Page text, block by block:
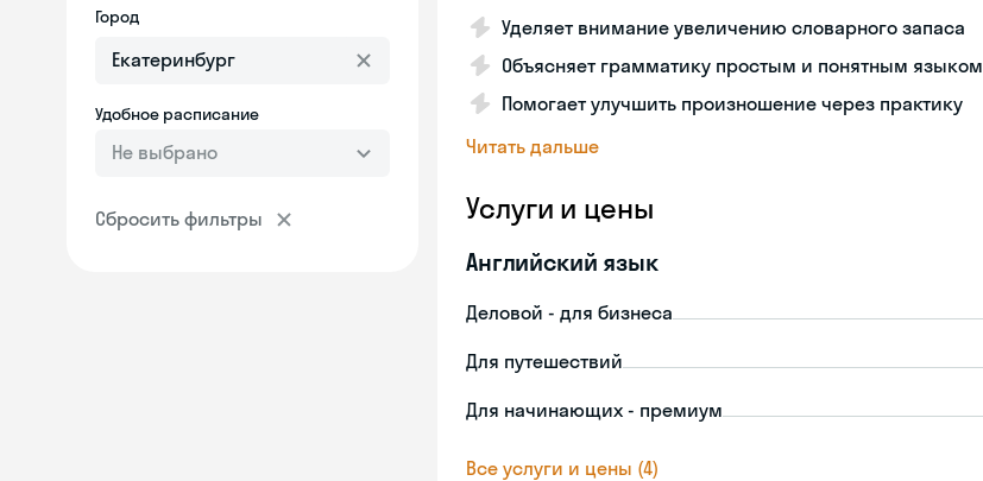
Город
Удобное расписание
Не выбрано
Сбросить фильтры
Уделяет внимание увеличению словарного запаса
Объясняет грамматику простым и понятным языком
Помогает улучшить произношение через практику
Читать дальше
Услуги и цены
Английский язык
Деловой - для бизнеса
Для путешествий
Для начинающих - премиум
Все услуги и цены (4)